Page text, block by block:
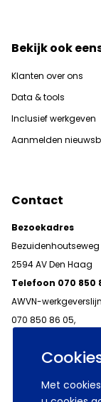
Met
Bekijk ook
Klanten over ons
Data & tools
Inclusief werkgeven
Aanmelden
Contact
Bezoekadres
Bezuidenhoutseweg
2594 AV Den Haag
Telefoon 070 850
AWVN-
070 850 86 05,